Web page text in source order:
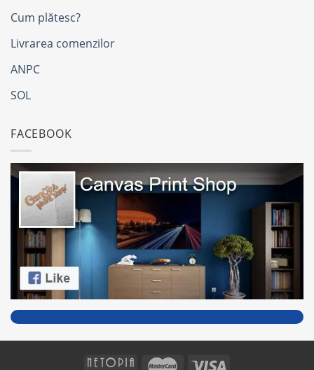
Cum plătesc?
Livrarea comenzilor
ANPC
SOL
FACEBOOK